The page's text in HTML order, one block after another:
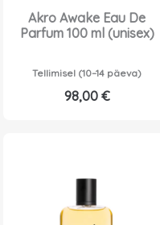
Akro Awake Eau De
Parfum 100 ml (unisex)
Tellimisel (10–14 päeva)
98,00 €